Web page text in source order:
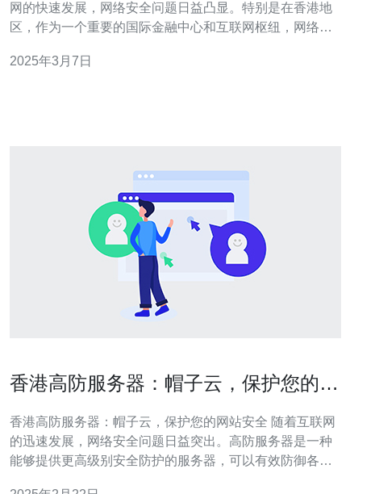
网的快速发展，网络安全问题日益凸显。特别是在香港地
区，作为一个重要的国际金融中心和互联网枢纽，网络攻
防服务器是非常重要的。本文将介绍香港高防服务器不绕
2025年3月7日
香港高防服务器：帽子云，保护您的网
香港高防服务器：帽子云，保护您的网站安全 随着互联网
的迅速发展，网络安全问题日益突出。高防服务器是一种
能够提供更高级别安全防护的服务器，可以有效防御各种